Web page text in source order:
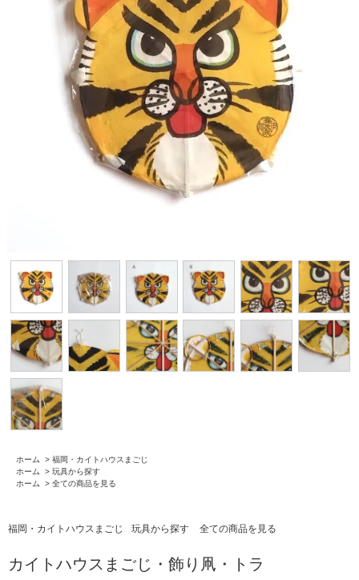
ホーム > 福岡・カイトハウスまごじ
ホーム
> 玩具から探す
ホーム
> 全ての商品を見る
福岡・カイトハウスまごじ 玩具から探す 全ての商品を見る
カイトハウスまごじ・飾り凧・トラ